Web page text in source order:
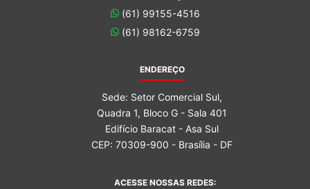
(61) 99155-4516
(61) 98162-6759
ENDEREÇO
Sede: Setor Comercial Sul,
Quadra 1, Bloco G - Sala 401
Edifício Baracat - Asa Sul
CEP: 70309-900 - Brasília - DF
ACESSE NOSSAS REDES: